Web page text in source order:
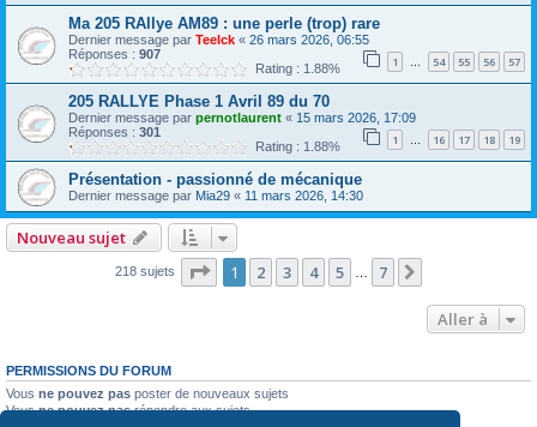
Ma 205 RAllye AM89 : une perle (trop) rare
Dernier message par Teelck « 26 mars 2026, 06:55
Réponses : 907 1 … 54 55 56 57
Rating : 1.88%
205 RALLYE Phase 1 Avril 89 du 70
Dernier message par pernotlaurent « 15 mars 2026, 17:09
Réponses : 301 1 … 16 17 18 19
Rating : 1.88%
Présentation - passionné de mécanique
Dernier message par Mia29 « 11 mars 2026, 14:30
Nouveau sujet
218 sujets Page 1sur
1 2 3 4 5 7
Aller à
PERMISSIONS DU FORUM
Vous ne pouvez pas poster de nouveaux sujets
Vousne pouvez pasrépondre aux sujets